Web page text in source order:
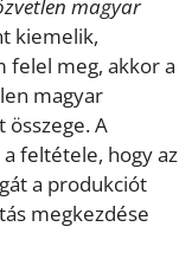
magyar
kiemelik,
felel meg, akkor a
magyar
A
feltétele, hogy az
a produkciót
megkezdése